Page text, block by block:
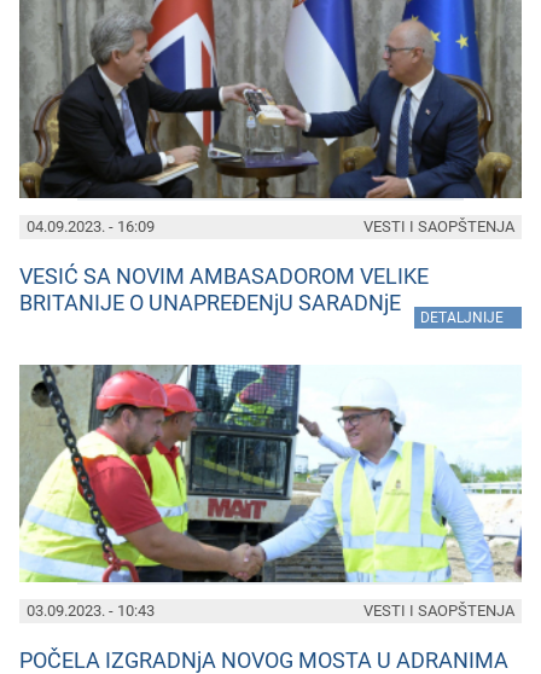
04.09.2023. - 16:09
VESIĆ SA NOVIM AMBASADOROM VELIKE
BRITANIJE O UNAPREĐENjU SARADNjE
DETALJNIJE
VESTI I SAOPŠTENJA
03.09.2023. - 10:43
POČELA IZGRADNjA NOVOG MOSTA U ADRANIMA
VESTI I SAOPŠTENJA